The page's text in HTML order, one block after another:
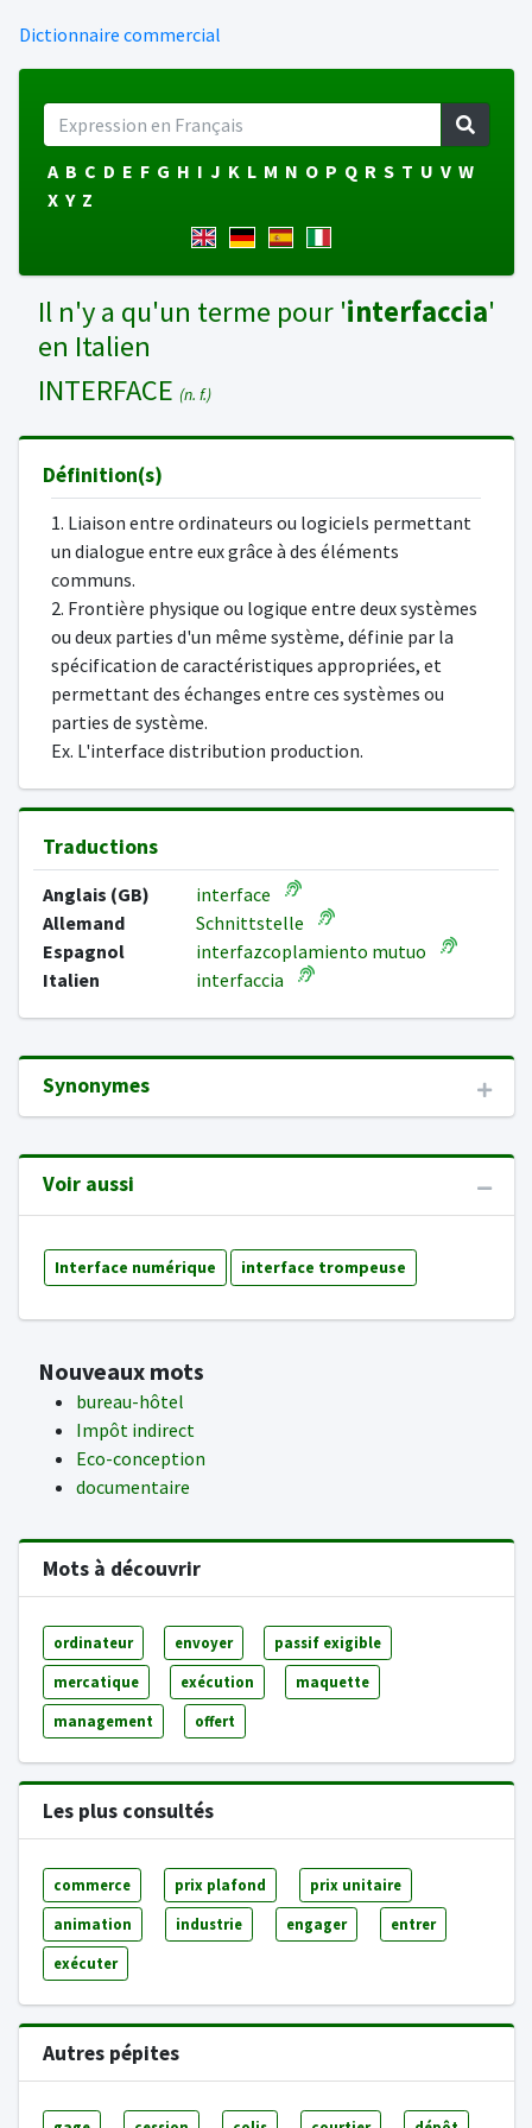
Dictionnaire commercial
A B C D E F G H I J K L M N O P Q R S T U V W
X Y Z
Il n'y a qu'un terme pour 'interfaccia'
en Italien
INTERFACE (n. f.)
Définition(s)
1. Liaison entre ordinateurs ou logiciels permettant
un dialogue entre eux grâce à des éléments
communs.
2. Frontière physique ou logique entre deux systèmes
ou deux parties d'un même système, définie par la
spécification de caractéristiques appropriées, et
permettant des échanges entre ces systèmes ou
parties de système.
Ex. L'interface distribution production.
Traductions
Anglais (GB)
interface
Allemand
Schnittstelle
Espagnol
interfazcoplamiento mutuo
Italien
interfaccia
Synonymes
Voir aussi
Interface numérique interface trompeuse
Nouveaux mots
bureau-hôtel
Impôt indirect
Eco-conception
documentaire
Mots à découvrir
ordinateur envoyer passif exigible
mercatique exécution maquette
management offert
Les plus consultés
commerce prix plafond prix unitaire
animation industrie engager entrer
exécuter
Autres pépites